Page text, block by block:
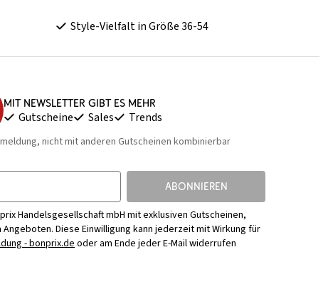
Style-Vielfalt in Größe 36-54
Mit Newsletter gibt es mehr
Gutscheine Sales Trends
nicht mit anderen Gutscheinen kombinierbar
ABONNIEREN
Handelsgesellschaft mbH mit exklusiven Gutscheinen,
Diese Einwilligung kann jederzeit mit Wirkung für
- bonprix.deoder am Ende jeder E-Mail widerrufen